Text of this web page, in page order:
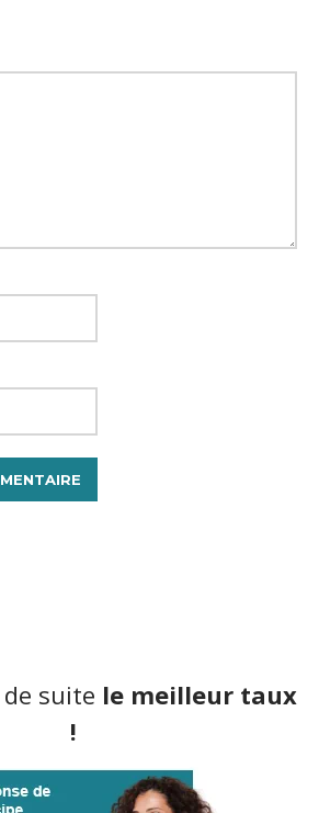
suite le meilleur taux
!